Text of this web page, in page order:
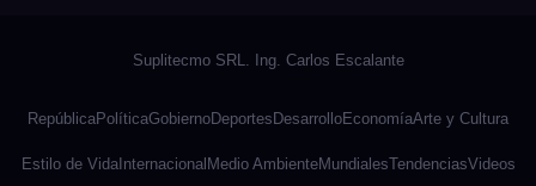
RepúblicaPolíticaGobiernoDeportesDesarrolloEconomíaArte y Cultura
Estilo de VidaInternacional Medio AmbienteMundialesTendenciasVideos